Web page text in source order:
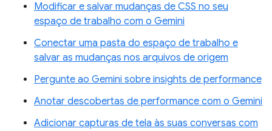
Modificar e salvar mudanças de CSS no seu
espaço de trabalho com o Gemini
Conectar uma pasta do espaço de trabalho e
salvar as mudanças nos arquivos de origem
Pergunte ao Gemini sobre insights de performance
Anotar descobertas de performance com o Gemini
Adicionar capturas de tela às suas conversas com